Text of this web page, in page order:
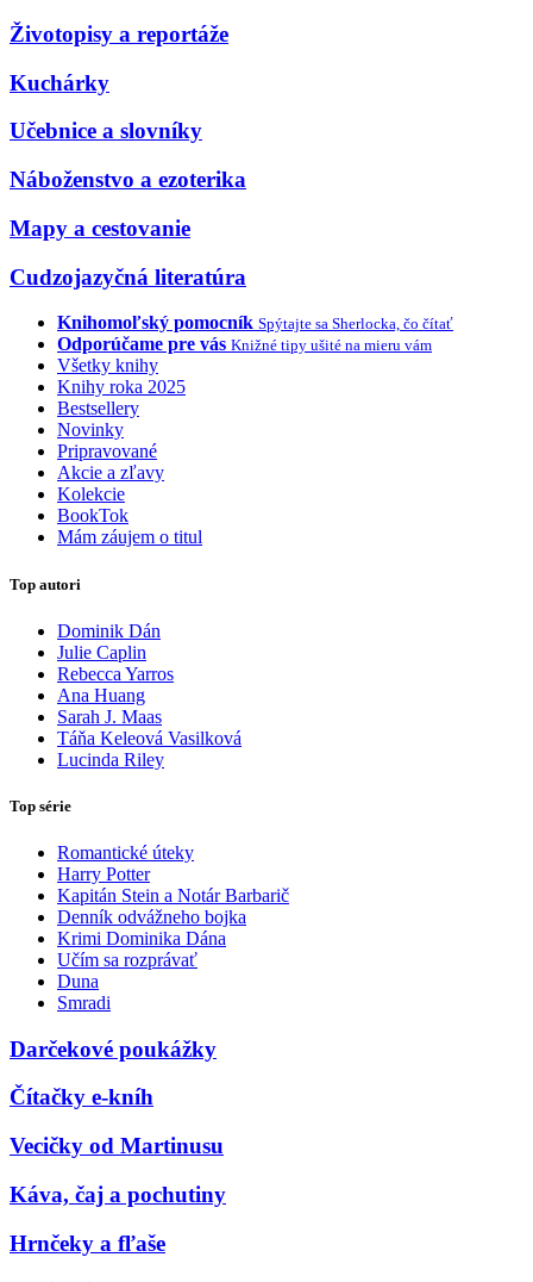
Životopisy a reportáže
Kuchárky
Učebnice a slovníky
Náboženstvo a ezoterika
Mapy a cestovanie
Cudzojazyčná literatúra
Knihomoľský pomocník Spýtajte sa Sherlocka, čo čítať
Odporúčame pre vás Knižné tipy ušité na mieru vám
Všetky knihy
Knihy roka 2025
Bestsellery
Novinky
Pripravované
Akcie a zľavy
Kolekcie
BookTok
Mám záujem o titul
Top autori
Dominik Dán
Julie Caplin
Rebecca Yarros
Ana Huang
Sarah J. Maas
Táňa Keleová Vasilková
Lucinda Riley
Top série
Romantické úteky
Harry Potter
Kapitán Stein a Notár Barbarič
Denník odvážneho bojka
Krimi Dominika Dána
Učím sa rozprávať
Duna
Smradi
Darčekové poukážky
Čítačky e-kníh
Vecičky od Martinusu
Káva, čaj a pochutiny
Hrnčeky a fľaše